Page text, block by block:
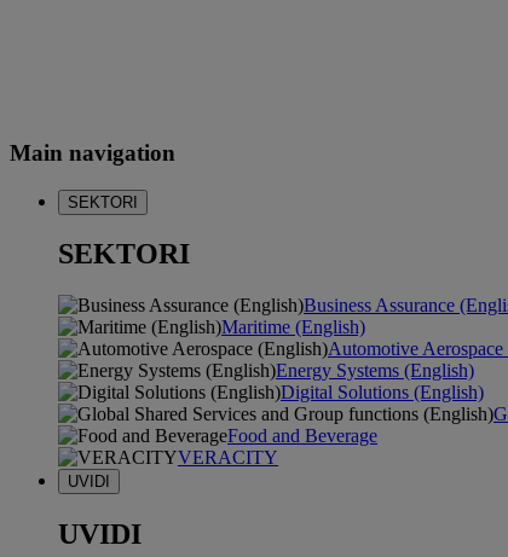
Main navigation
SEKTORI
SEKTORI
Business Assurance
Maritime (English)
Automotive
Energy Systems (English)
Digital Solutions (English)
Food and Beverage
VERACITY
UVIDI
UVIDI